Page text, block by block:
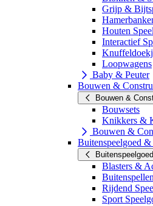
Grijp &
Houten
Interactief
Loopwagens
Baby & Peuter
Bouwen &
Bouwen &
Bouwsets
Knikkers &
Bouwen &
Buitenspeelgoed
Blasters &
Buitenspellen
Rijdend
Sport